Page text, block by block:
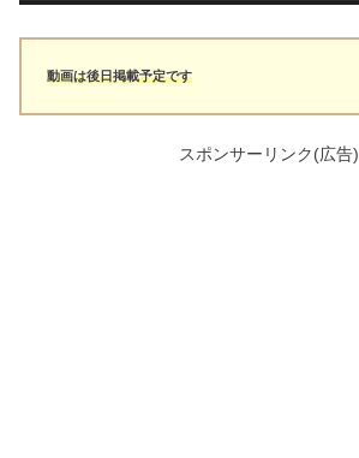
動画は後日掲載予定です
スポンサーリンク(広告)